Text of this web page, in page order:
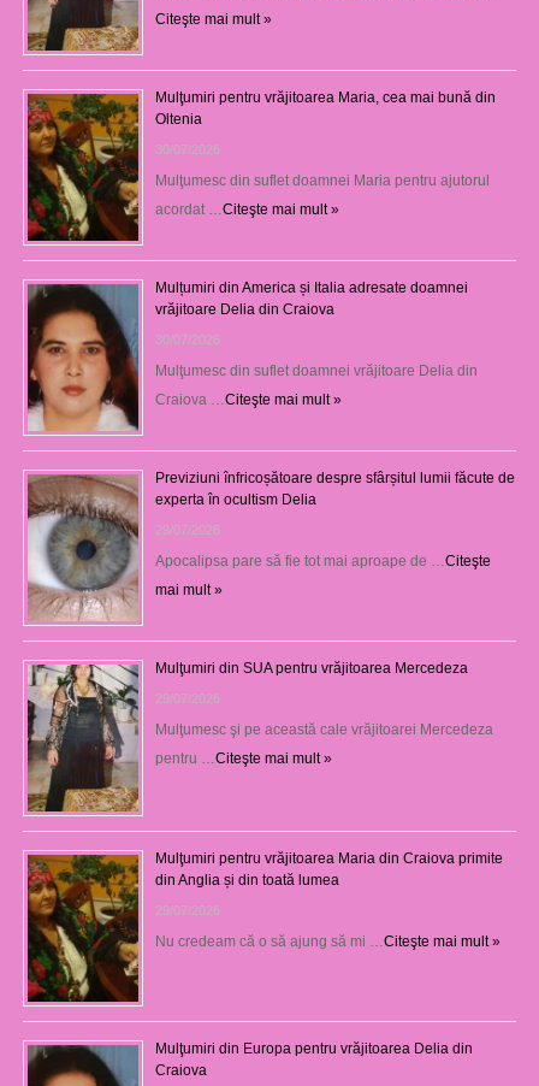
Citeşte mai mult »
Mulţumiri pentru vrăjitoarea Maria, cea mai bună din
Oltenia
30/07/2026
Mulţumesc din suflet doamnei Maria pentru ajutorul
acordat … Citeşte mai mult »
Mulțumiri din America și Italia adresate doamnei
vrăjitoare Delia din Craiova
30/07/2026
Mulţumesc din suflet doamnei vrăjitoare Delia din
Craiova … Citeşte mai mult »
Previziuni înfricoșătoare despre sfârșitul lumii făcute de
experta în ocultism Delia
29/07/2026
Apocalipsa pare să fie tot mai aproape de … Citeşte
mai mult »
Mulţumiri din SUA pentru vrăjitoarea Mercedeza
29/07/2026
Mulţumesc şi pe această cale vrăjitoarei Mercedeza
pentru … Citeşte mai mult »
Mulţumiri pentru vrăjitoarea Maria din Craiova primite
din Anglia și din toată lumea
29/07/2026
Nu credeam că o să ajung să mi … Citeşte mai mult »
Mulţumiri din Europa pentru vrăjitoarea Delia din
Craiova